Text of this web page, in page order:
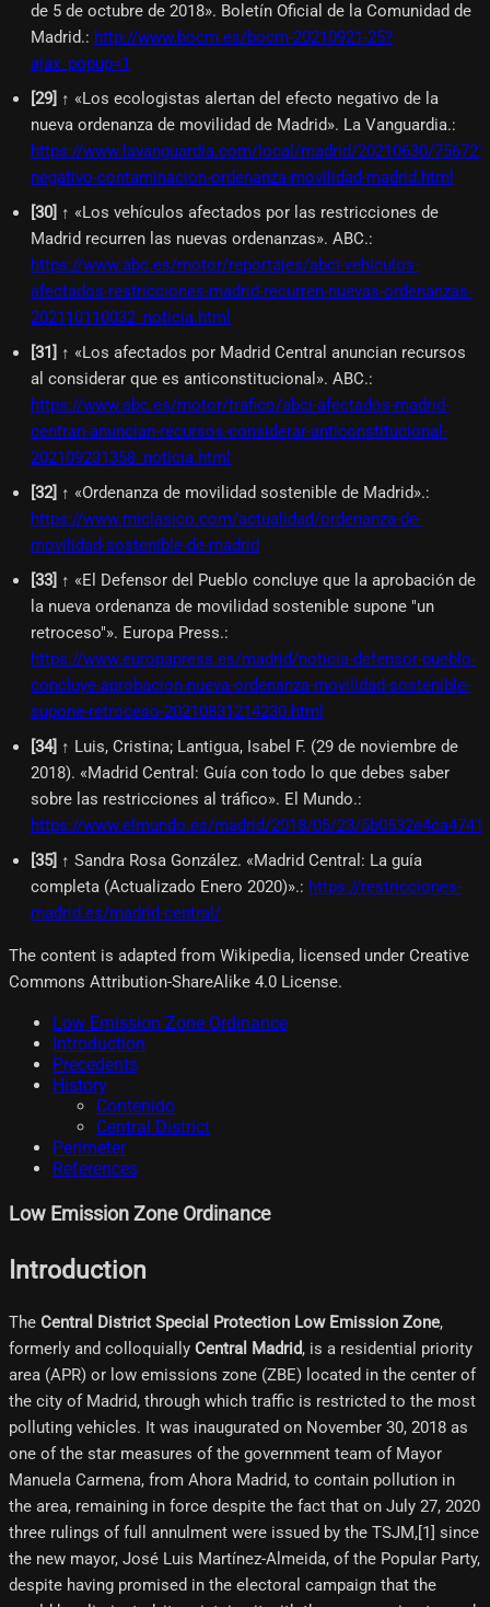
de 5 de octubre de 2018». Boletín Oficial de la Comunidad de
Madrid.: http://www.bocm.es/bocm-20210921-25?
ajax_popup=1
29 ↑ «Los ecologistas alertan del efecto negativo de la
nueva ordenanza de movilidad de Madrid». La Vanguardia.:
https://www.lavanguardia.com/local/madrid/20210630/
negativo-contaminacion-ordenanza-movilidad-madrid.html
30] ↑ «Los vehículos afectados por las restricciones de
Madrid recurren las nuevas ordenanzas». ABC.:
https://www.abc.es/motor/reportajes/abci-vehiculos-
afectados-restricciones-madrid-recurren-nuevas-ordenanzas-
202110110032_noticia.html
31
↑ «Los afectados por Madrid Central anuncian recursos
al considerar que es anticonstitucional». ABC.:
https://www.abc.es/motor/trafico/abci-afectados-madrid-
centran-anuncian-recursos-considerar-anticonstitucional-
202109231358_noticia.html
32] ↑ «Ordenanza de movilidad sostenible de Madrid».:
https://www.miclasico.com/actualidad/ordenanza-de-
movilidad-sostenible-de-madrid
33 ↑ «El Defensor del Pueblo concluye que la aprobación de
la nueva ordenanza de movilidad sostenible supone "un
retroceso"». Europa Press.:
https://www.europapress.es/madrid/noticia-defensor-pueblo-
concluye-aprobacion-nueva-ordenanza-movilidad-sostenible-
supone-retroceso-20210831214230.html
34] ↑ Luis, Cristina; Lantigua, Isabel F. (29 de noviembre de
2018). «Madrid Central: Guía con todo lo que debes saber
sobre las restricciones al tráfico». El Mundo.:
https://www.elmundo.es/madrid/2018/05/23/
35] ↑ Sandra Rosa González. «Madrid Central: La guía
completa (Actualizado Enero 2020)».: https://restricciones-
madrid.es/madrid-central/
The content is adapted from Wikipedia, licensed under Creative
Commons Attribution-ShareAlike 4.0 License.
Low Emission Zone Ordinance
Introduction
Precedents
History
Contenido
Central District
Perimeter
References
Low Emission Zone Ordinance
Introduction
The Central District Special Protection Low Emission Zone,
formerly and colloquially Central Madrid, is a residential priority
area (APR) or low emissions zone (ZBE) located in the center of
the city of Madrid, through which traffic is restricted to the most
polluting vehicles. It was inaugurated on November 30, 2018 as
one of the star measures of the government team of Mayor
Manuela Carmena, from Ahora Madrid, to contain pollution in
the area, remaining in force despite the fact that on July 27, 2020
three rulings of full annulment were issued by the TSJM,[1]​ since
the new mayor, José Luis Martínez-Almeida, of the Popular Party,
despite having promised in the electoral campaign that the